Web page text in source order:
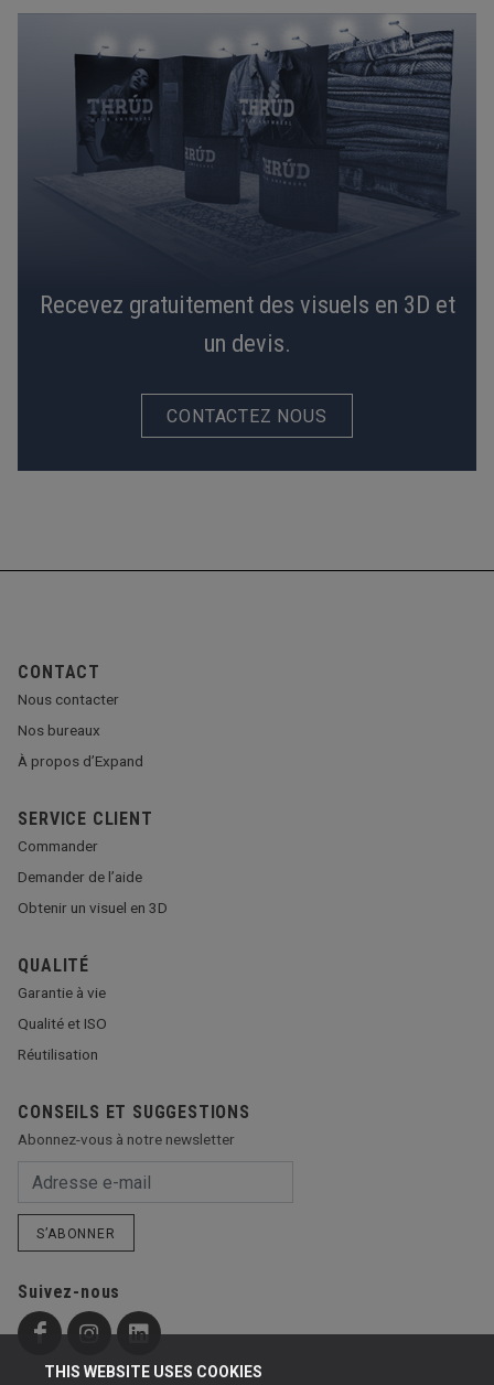
THIS WEBSITE USES COOKIES
Recevez gratuitement des visuels en 3D et
un devis.
CONTACTEZ NOUS
CONTACT
Nous contacter
Nos bureaux
À propos d’Expand
SERVICE CLIENT
Commander
Demander de l’aide
Obtenir un visuel en 3D
QUALITÉ
Garantie à vie
Qualité et ISO
Réutilisation
CONSEILS ET SUGGESTIONS
Abonnez-vous à notre newsletter
S’ABONNER
Suivez-nous